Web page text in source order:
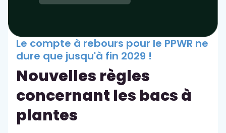
Le compte à rebours pour le PPWR ne
dure que jusqu'à fin 2029 !
Nouvelles règles
concernant les bacs à
plantes